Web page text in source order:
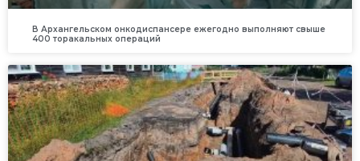
В Архангельском онкодиспансере ежегодно выполняют свыше
400 торакальных операций